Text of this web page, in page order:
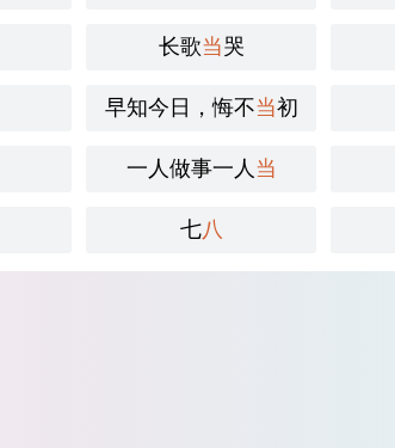
长歌当哭
早知今日，悔不当初
一人做事一人 当
七八